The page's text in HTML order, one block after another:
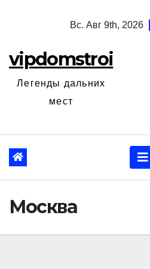
Вс. Авг 9th, 2026
vipdomstroi
Легенды дальних
мест
Москва